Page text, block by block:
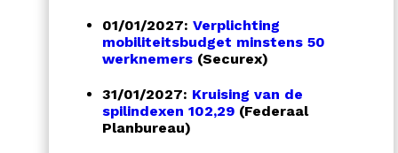
01/01/2027: Verplichting
mobiliteitsbudget minstens 50
werknemers (Securex)
31/01/2027: Kruising van de
spilindexen 102,29 (Federaal
Planbureau)